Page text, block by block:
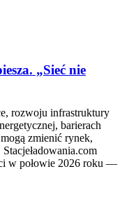
„Sieć nie
rozwoju infrastruktury
barierach
zmienić rynek,
w połowie 2026 roku —